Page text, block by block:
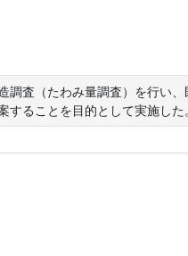
査（たわみ量調査）を行い
ることを目的として実施した。